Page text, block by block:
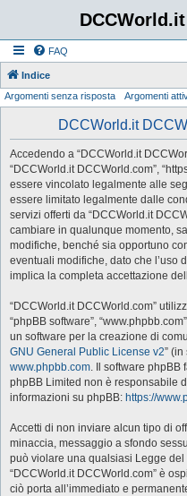
FAQ
Indice
Argomenti senza risposta Argomenti
DCCWorld.it
Accedendo a “DCCWorld.it
“DCCWorld.it DCCWorld.com”,
essere vincolato legalmente alle
essere limitato legalmente dalle
servizi offerti da “DCCWorld.it
cambiare in qualunque momento,
modifiche, benché sia opportuno
eventuali modifiche, dato che l’uso
implica la completa accettazione
“DCCWorld.it DCCWorld.com”
“phpBB software”,
un software per la creazione di
GNU General Public License v2”
www.phpbb.com. Il software phpBB
phpBB Limited non è responsabile
informazioni su phpBB: https://
Accetti di non inviare alcun tipo di
minaccia, messaggio a sfondo
può violare una qualsiasi Legge
“DCCWorld.it DCCWorld.com” è
ciò porta all’immediato e